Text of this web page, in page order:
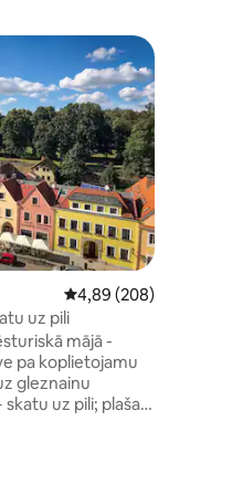
skaits: 116
Vidējais vērtējums:
4,89 (208)
uz pili
mājā -
pa koplietojamu
gleznainu
uz pili; plaša,